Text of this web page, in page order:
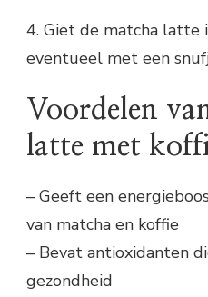
4. Giet de matcha latte
eventueel met een
Voordelen
latte met
– Geeft een
van matcha en koffie
– Bevat antioxidanten
gezondheid